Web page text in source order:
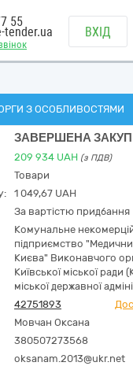
55
tender.ua ВХІД
З ОСОБЛИВОСТЯМИ
ЗАВЕРШЕНА
209 934 UAH (з ПДВ)
Товари
1 049,67 UAH
За вартістю придбання
Комунальне
підприємство
Києва" Виконавчого
Київської міської ради
міської державної
42751893
Мовчан Оксана
380507273568
oksanam.2013@ukr.net